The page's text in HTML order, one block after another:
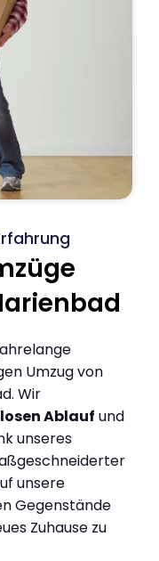
Umzug von
Wir
Ablauf und
unseres
unsere
Gegenstände
Zuhause zu